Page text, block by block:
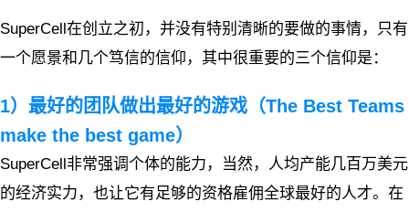
SuperCell在创立之初，并没有特别清晰的要做的事情，只有
一个愿景和几个笃信的信仰，其中很重要的三个信仰是：
1）最好的团队做出最好的游戏（The Best Teams
make the best game）
SuperCell非常强调个体的能力，当然，人均产能几百万美元
的经济实力，也让它有足够的资格雇佣全球最好的人才。在